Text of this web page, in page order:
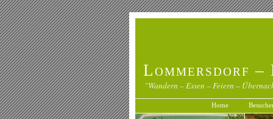
Lommersdorf
"Wandern – Essen – Feiern –
Home